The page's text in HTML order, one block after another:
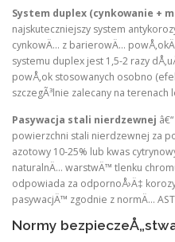
System duplex (cynkowanie +
najskuteczniejszy system
cynkowÄ… z barierowÄ…
systemu duplex jest 1,5-2 razy
powÅ‚ok stosowanych osobno
szczegÃ³lnie zalecany na terenach
Pasywacja stali nierdzewnej
powierzchni stali nierdzewnej za
azotowy 10-25% lub kwas
naturalnÄ… warstwÄ™ tlenku
odpowiada za odpornoÅ›Ä‡
pasywacjÄ™ zgodnie z normÄ…
Normy